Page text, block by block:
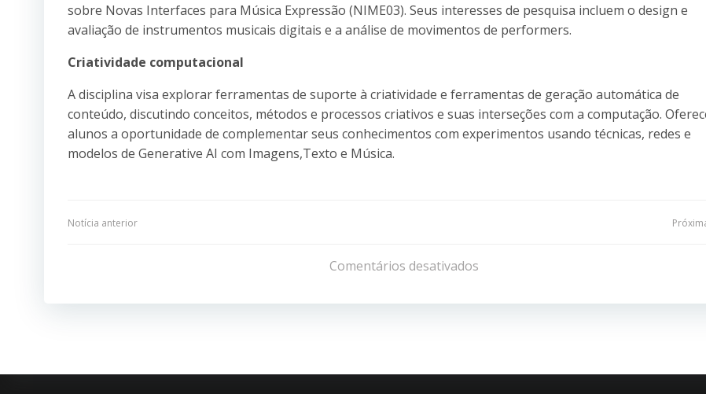
sobre Novas Interfaces para Música Expressão (NIME03). Seus interesses de pesquisa incluem o design e
avaliação de instrumentos musicais digitais e a análise de movimentos de performers.
Criatividade computacional
A disciplina visa explorar ferramentas de suporte à criatividade e ferramentas de geração automática de
conteúdo, discutindo conceitos, métodos e processos criativos e suas interseções com a computação.
alunos a oportunidade de complementar seus conhecimentos com experimentos usando técnicas, redes e
modelos de Generative AI com Imagens,Texto e Música.
Navegação
Post
Notícia anterior
de
Post
Comentários desativados